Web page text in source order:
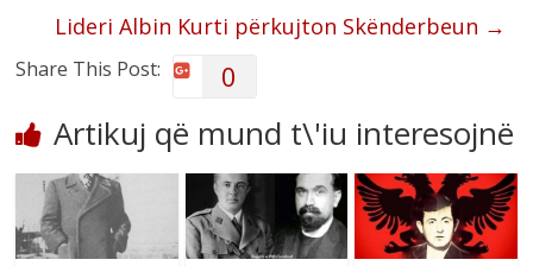
Lideri Albin Kurti përkujton Skënderbeun →
Share This Post: 0
Artikuj që mund t\'iu interesojnë